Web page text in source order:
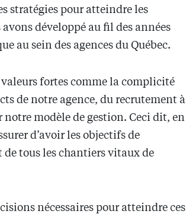
stratégies pour atteindre les
développé au fil des années
au sein des agences du Québec.
fortes comme la complicité
de notre agence, du recrutement à
notre modèle de gestion. Ceci dit, en
d’avoir les objectifs de
de tous les chantiers vitaux de
nécessaires pour atteindre ces